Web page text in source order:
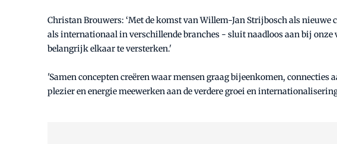
Christan Brouwers: ‘Met de komst van Willem-Jan Strijbosch als
als internationaal in verschillende branches - sluit naadloos aan bij onze
belangrijk elkaar te versterken.'
'Samen concepten creëren waar mensen graag bijeenkomen,
plezier en energie meewerken aan de verdere groei en